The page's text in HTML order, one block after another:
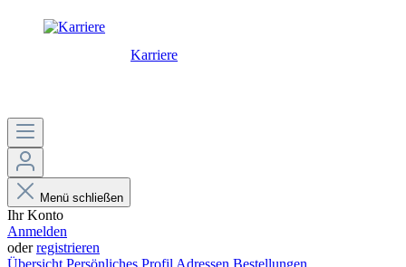
Karriere
Menü schließen
Ihr Konto
Anmelden
oderregistrieren
Übersicht Persönliches Profil Adressen Bestellungen